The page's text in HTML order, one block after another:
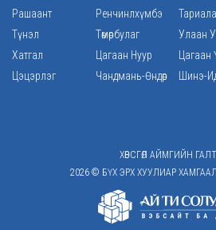
Рашаант
Ренчинлхүмбэ
Түнэл
Төмөрбулаг Улаан
Хатгал
Цагаан Нуур Цагаан
Цэцэрлэг
Чандмань-Өндөр Шинэ-
ХӨВСГӨЛ АЙМГИЙН
2026 © БҮХ ЭРХ ХУУЛИАР